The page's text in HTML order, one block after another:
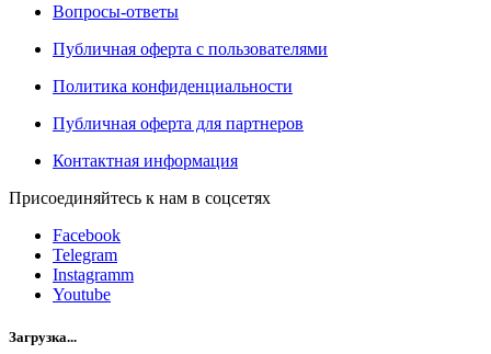
Вопросы-ответы
Публичная оферта с пользователями
Политика конфиденциальности
Публичная оферта для партнеров
Контактная информация
Присоединяйтесь к нам в соцсетях
Facebook
Telegram
Instagramm
Youtube
Загрузка...